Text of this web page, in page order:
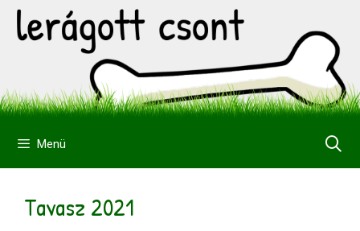
Kilépés
Menü
Tavasz 2021